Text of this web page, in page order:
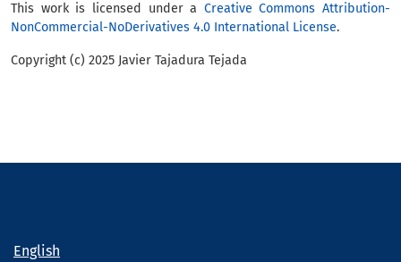
This work is licensed under a Creative Commons Attribution-
NonCommercial-NoDerivatives 4.0 International License.
Copyright (c) 2025 Javier Tajadura Tejada
English